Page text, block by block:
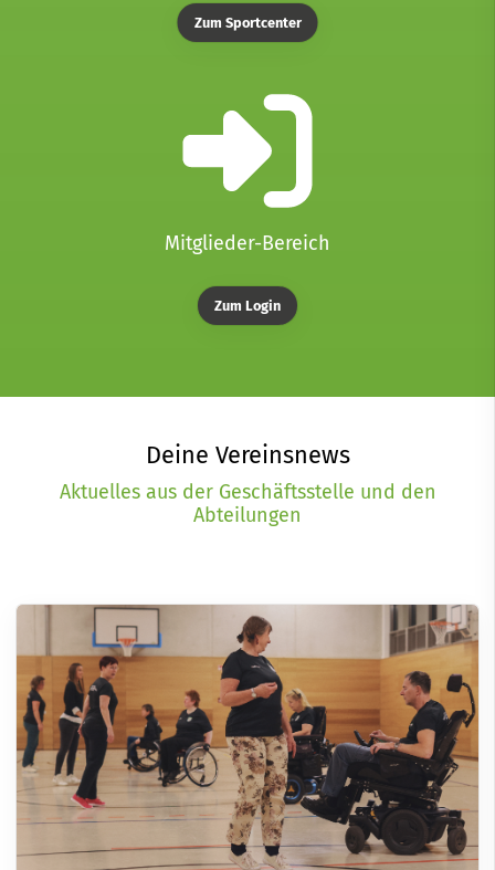
Zum Sportcenter
Mitglieder-Bereich
Zum Login
Deine Vereinsnews
Aktuelles aus der Geschäftsstelle und den
Abteilungen